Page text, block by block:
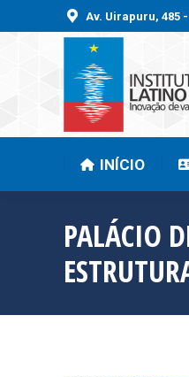
Av. Uirapuru, 485
INÍCIO
PALÁCIO